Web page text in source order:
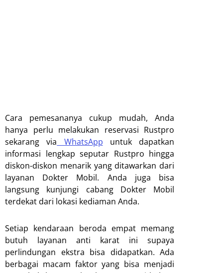
Cara pemesananya cukup mudah, Anda
hanya perlu melakukan reservasi Rustpro
sekarangvia WhatsApp untuk dapatkan
informasi lengkap seputar Rustpro hingga
diskon-diskon menarik yang ditawarkan dari
layanan Dokter Mobil. Anda juga bisa
langsung kunjungi cabang Dokter Mobil
terdekat dari lokasi kediaman Anda.
Setiap kendaraan beroda empat memang
butuh layanan anti karat ini supaya
perlindungan ekstra bisa didapatkan. Ada
berbagai macam faktor yang bisa menjadi